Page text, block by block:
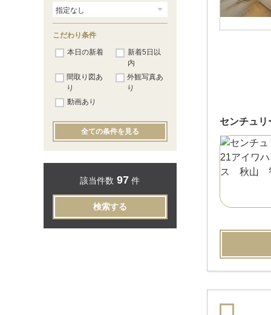
センチュ
こだわり条件
本日の新着
新着5日以
内
間取り図あ
り
外観写真あ
り
動画あり
全ての条件を見る
該当件数 97 件
検索する